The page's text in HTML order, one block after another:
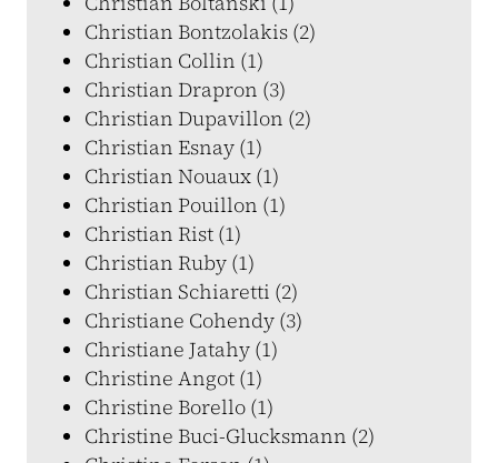
Christian Bontzolakis (2)
Christian Collin (1)
Christian Drapron (3)
Christian Dupavillon (2)
Christian Esnay (1)
Christian Nouaux (1)
Christian Pouillon (1)
Christian Rist (1)
Christian Ruby (1)
Christian Schiaretti (2)
Christiane Cohendy (3)
Christiane Jatahy (1)
Christine Angot (1)
Christine Borello (1)
Christine Buci-Glucksmann (2)